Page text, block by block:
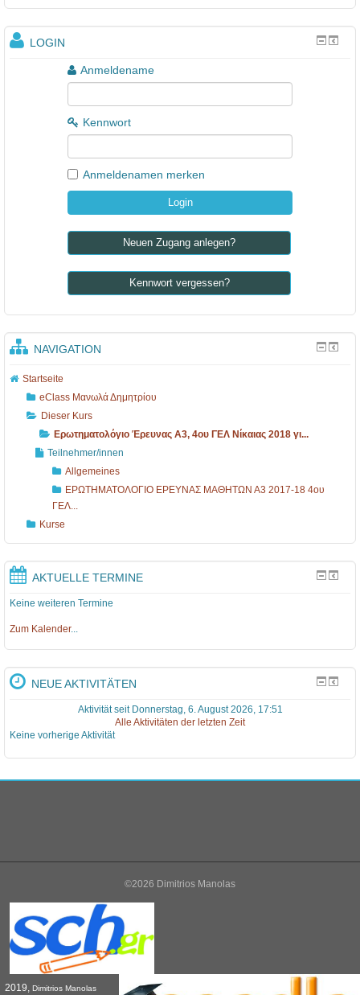
LOGIN
Anmeldename
Kennwort
Anmeldenamen merken
Neuen Zugang anlegen?
Kennwort vergessen?
NAVIGATION
Startseite
eClass Μανωλά Δημητρίου
Dieser Kurs
Ερωτηματολόγιο Έρευνας Α3, 4ου ΓΕΛ Νίκαιας 2018 γι...
Teilnehmer/innen
Allgemeines
ΕΡΩΤΗΜΑΤΟΛΟΓΙΟ ΕΡΕΥΝΑΣ ΜΑΘΗΤΩΝ Α3 2017-18 4ου
ΓΕΛ...
Kurse
AKTUELLE TERMINE
Keine weiteren Termine
Zum Kalender...
NEUE AKTIVITÄTEN
Aktivität seit Donnerstag, 6. August 2026, 17:51
Alle Aktivitäten der letzten Zeit
Keine vorherige Aktivität
©2026 Dimitrios Manolas
2019, Dimitrios Manolas